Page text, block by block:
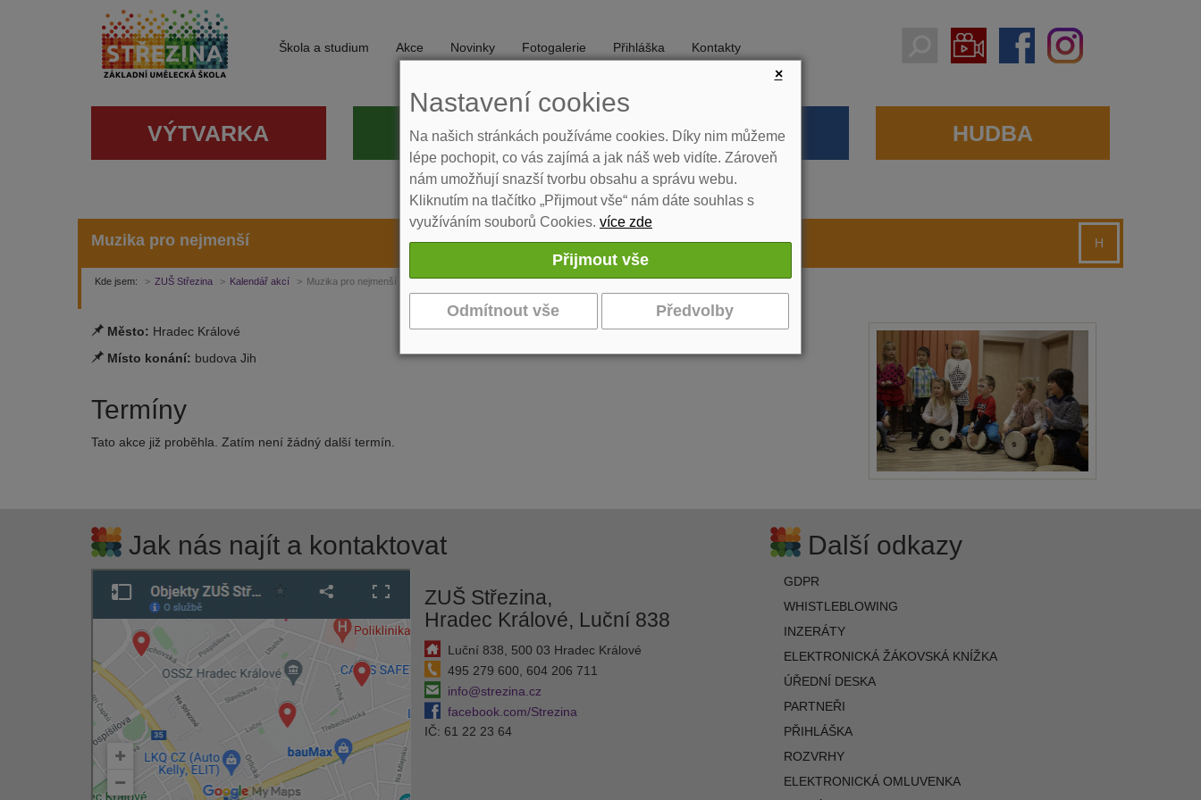
Škola a studium Akce Novinky Fotogalerie Přihláška Kontakty
VÝTVARKA DIVADLO TANEC HUDBA
Muzika pro nejmenší H
Kde jsem: ZUŠ Střezina Kalendář akcí Muzika pro nejmenší
Město: Hradec Králové
Místo konání: budova Jih
Termíny
Tato akce již proběhla. Zatím není žádný další termín.
Jak nás najít a kontaktovat
ZUŠ Střezina,
Hradec Králové, Luční 838
Luční 838, 500 03 Hradec Králové
495 279 600, 604 206 711
info@strezina.cz
facebook.com/Strezina
IČ: 61 22 23 64
Další odkazy
GDPR
WHISTLEBLOWING
INZERÁTY
ELEKTRONICKÁ ŽÁKOVSKÁ KNÍŽKA
ÚŘEDNÍ DESKA
PARTNEŘI
PŘIHLÁŠKA
ROZVRHY
ELEKTRONICKÁ OMLUVENKA
×
Nastavení cookies
Na našich stránkách používáme cookies. Díky nim můžeme
lépe pochopit, co vás zajímá a jak náš web vidíte. Zároveň
nám umožňují snazší tvorbu obsahu a správu webu.
Kliknutím na tlačítko „Přijmout vše“ nám dáte souhlas s
využíváním souborů Cookies. více zde